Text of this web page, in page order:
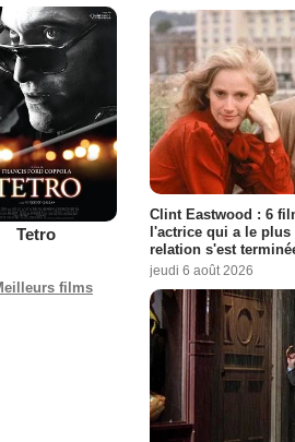
Tetro
films
Clint Eastwood : 6
l'actrice qui a le
relation s'est
jeudi 6 août 2026